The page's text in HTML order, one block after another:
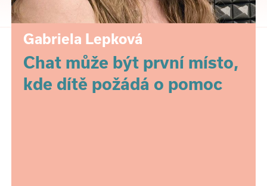
Gabriela Lepková
Chat může být první místo,
kde dítě požádá o pomoc